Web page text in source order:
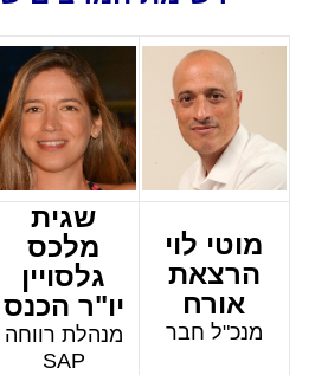
מוטי לוי
הרצאת
אורח
מנכ"ל חבר
שגית
מלכס
גלסויין
יו"ר הכנס
מנהלת רווחה
SAP